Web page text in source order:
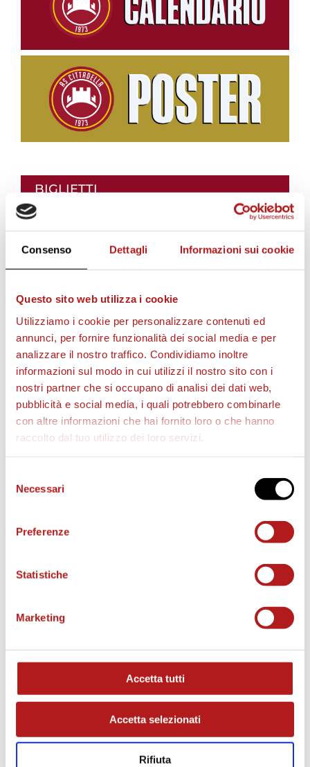
Consenso Dettagli Informazioni sui cookie
Questo sito web utilizza i cookie
Utilizziamo i cookie per personalizzare contenuti ed
annunci, per fornire funzionalità dei social media e per
analizzare il nostro traffico. Condividiamo inoltre
informazioni sul modo in cui utilizzi il nostro sito con i
nostri partner che si occupano di analisi dei dati web,
pubblicità e social media, i quali potrebbero combinarle
con altre informazioni che hai fornito loro o che hanno
raccolto dal tuo utilizzo dei loro servizi.
delNecessari
Preferenze
Statistiche
Marketing
Accetta tutti
Accetta selezionati
Rifiuta
u
i
i
l
v
i
d
BIGLIETTI
AS CITTADELLA STORE
MATCH PROGRAM